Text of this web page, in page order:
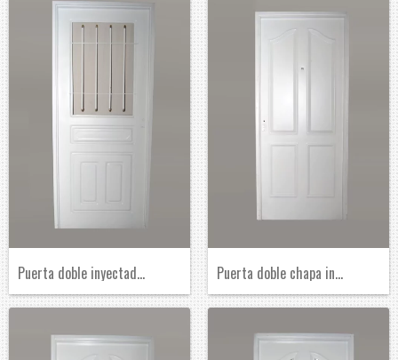
Puerta doble inyectada 1/2 reja Puerta doble chapa inyectada ciega